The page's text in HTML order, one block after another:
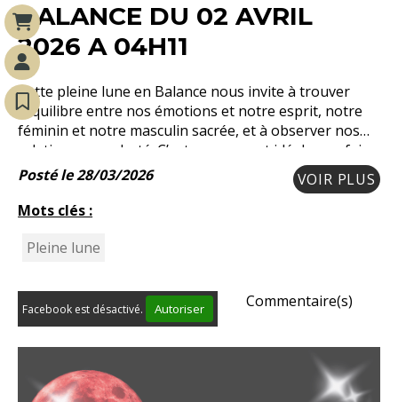
BALANCE DU 02 AVRIL
2026 A 04H11
Cette pleine lune en Balance nous invite à trouver
l’équilibre entre nos émotions et notre esprit, notre
féminin et notre masculin sacrée, et à observer nos
relations avec clarté. C’est un moment idéal pour faire
le tri autour de soi, libérer ce qui
Posté le 28/03/2026
VOIR PLUS
Mots clés :
Pleine lune
Facebook est désactivé. Autoriser Commentaire(s)